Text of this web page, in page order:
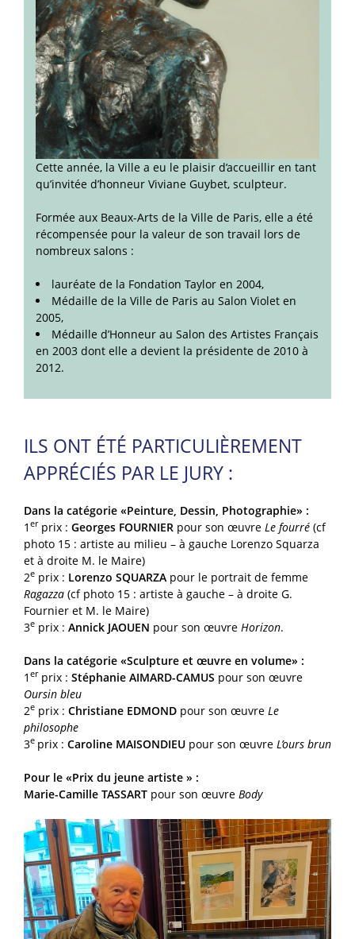
Cette année, la Ville a eu le plaisir d’accueillir en tant
qu’invitée d’honneur Viviane Guybet, sculpteur.
Formée aux Beaux-Arts de la Ville de Paris, elle a été
récompensée pour la valeur de son travail lors de
nombreux salons :
lauréate de la Fondation Taylor en 2004,
Médaille de la Ville de Paris au Salon Violet en
2005,
Médaille d’Honneur au Salon des Artistes Français
en 2003 dont elle a devient la présidente de 2010 à
2012.
ILS ONT ÉTÉ PARTICULIÈREMENT
APPRÉCIÉS PAR LE JURY :
Dans la catégorie «Peinture, Dessin, Photographie» :
1 erprix : Georges FOURNIER pour son œuvre Le fourré (cf
photo 15 : artiste au milieu – à gauche Lorenzo Squarza
et à droite M. le Maire)
2e prix : Lorenzo SQUARZA pour le portrait de femme
Ragazza (cf photo 15 : artiste à gauche – à droite G.
Fournier et M. le Maire)
3e prix : Annick JAOUEN pour son œuvre Horizon.
Dans la catégorie «Sculpture et œuvre en volume» :
1 erprix : Stéphanie AIMARD-CAMUS pour son œuvre
Oursin bleu
2e prix : Christiane EDMOND pour son œuvre Le
philosophe
3e prix : Caroline MAISONDIEU pour son œuvre L’ours brun
Pour le «Prix du jeune artiste » :
Marie-Camille TASSART pour son œuvre Body